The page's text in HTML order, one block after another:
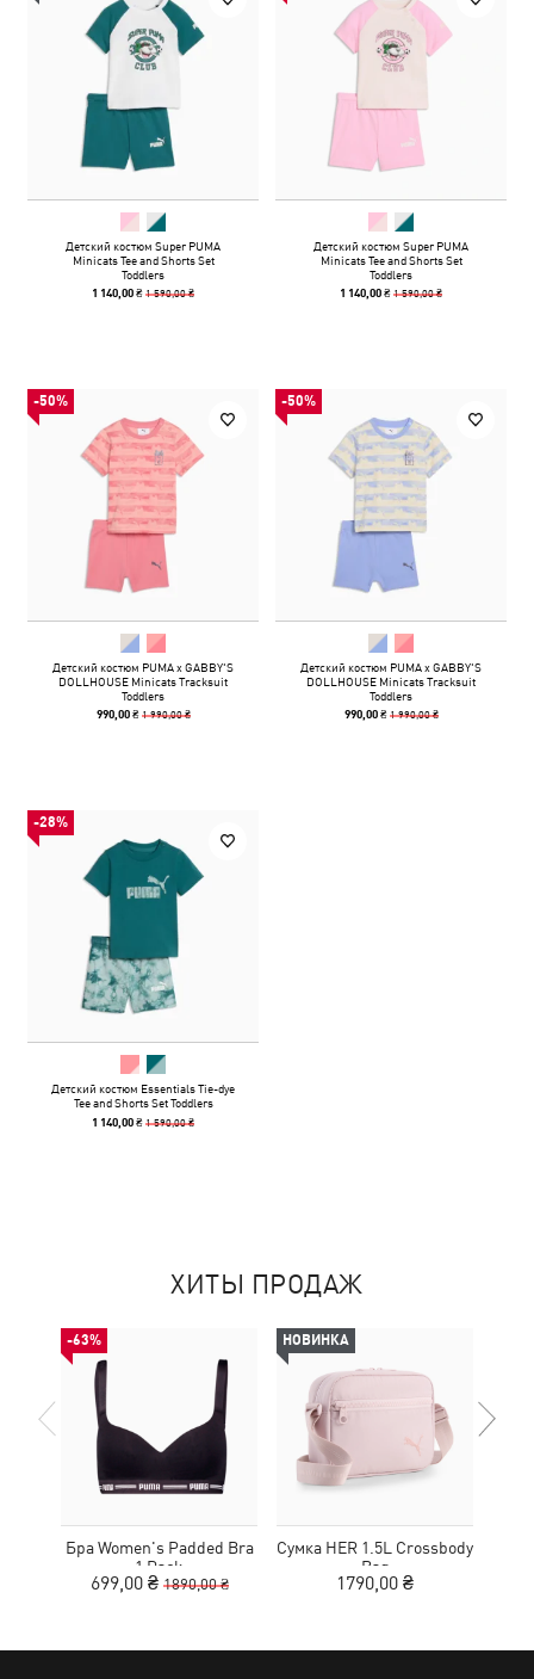
Детский костюм Super PUMA
Minicats Tee and Shorts Set
Toddlers
1 140,00 ₴1 590,00 ₴
Детский костюм Super PUMA
Minicats Tee and Shorts Set
Toddlers
1 140,00 ₴1 590,00 ₴
-50%
Детский костюм PUMA x GABBY'S
DOLLHOUSE Minicats Tracksuit
Toddlers
990,00 ₴ 1 990,00 ₴
-50%
Детский костюм PUMA x GABBY'S
DOLLHOUSE Minicats Tracksuit
Toddlers
990,00 ₴ 1 990,00 ₴
-28%
Детский костюм Essentials Tie-dye
Tee and Shorts Set Toddlers
1 140,00 ₴1 590,00 ₴
ХИТЫ ПРОДАЖ
-63%
Бра Women's Padded Bra
1 Pack
699,00 ₴ 1890,00 ₴
НОВИНКА
Сумка HER 1.5L Crossbody
Bag
1790,00 ₴